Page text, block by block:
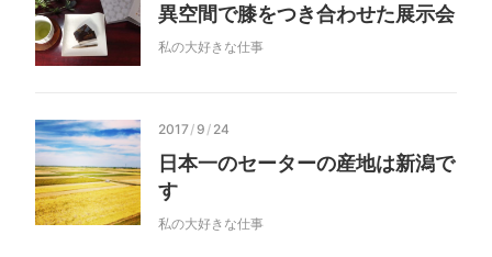
異空間で膝をつき合わせた展示会
私の大好きな仕事
2017/9 / 24
日本一のセーターの産地は新潟で
す
私の大好きな仕事